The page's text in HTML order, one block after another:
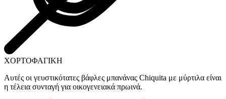
ΧΟΡΤΟΦΑΓΙΚΗ
Αυτές οι γευστικότατες βάφλες μπανάνας Chiquita με μύρτιλα είναι
η τέλεια συνταγή για οικογενειακά πρωινά.